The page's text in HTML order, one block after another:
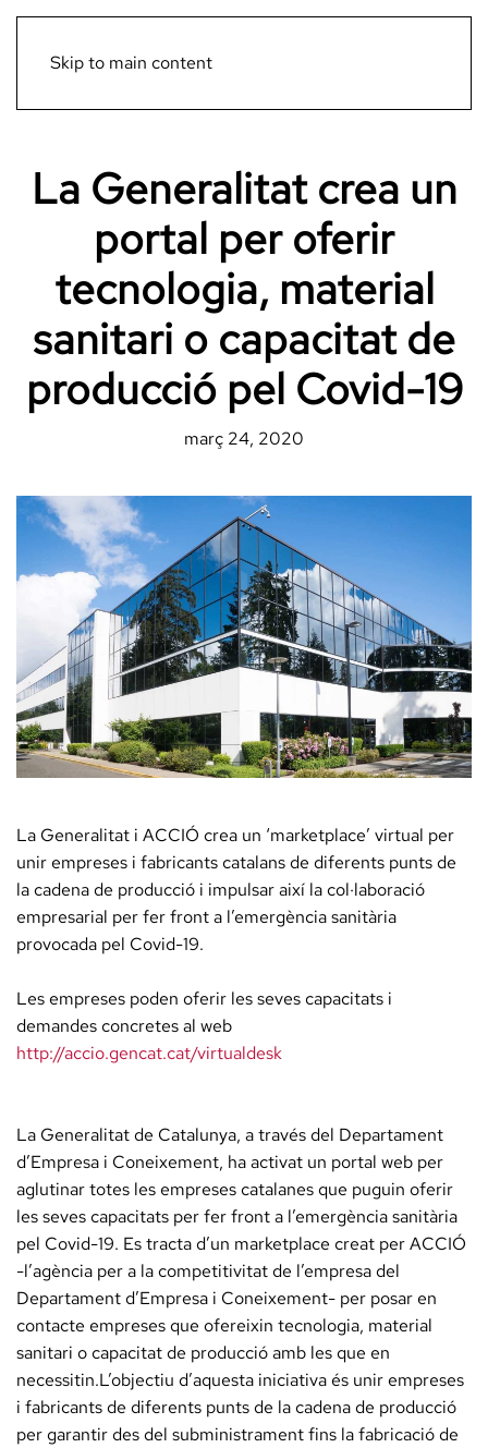
Skip to main content
Menú
La Generalitat crea un
portal per oferir
tecnologia, material
sanitari o capacitat de
producció pel Covid-19
març 24, 2020
La Generalitat i ACCIÓ crea un ‘marketplace’ virtual per
unir empreses i fabricants catalans de diferents punts de
la cadena de producció i impulsar així la col·laboració
empresarial per fer front a l’emergència sanitària
provocada pel Covid-19.
Les empreses poden oferir les seves capacitats i
demandes concretes al web
http://accio.gencat.cat/virtualdesk
La Generalitat de Catalunya, a través del Departament
d’Empresa i Coneixement, ha activat un portal web per
aglutinar totes les empreses catalanes que puguin oferir
les seves capacitats per fer front a l’emergència sanitària
pel Covid-19. Es tracta d’un marketplace creat per ACCIÓ
-l’agència per a la competitivitat de l’empresa del
Departament d’Empresa i Coneixement- per posar en
contacte empreses que ofereixin tecnologia, material
sanitari o capacitat de producció amb les que en
necessitin.L’objectiu d’aquesta iniciativa és unir empreses
i fabricants de diferents punts de la cadena de producció
per garantir des del subministrament fins la fabricació de